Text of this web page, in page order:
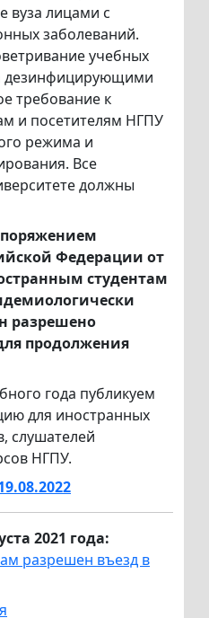
вуза лицами с
заболеваний.
учебных
дезинфицирующими
требование к
и посетителям НГПУ
режима и
Все
должны
Федерации от
студентам
разрешено
продолжения
года публикуем
для иностранных
слушателей
НГПУ.
2021 года:
разрешен въезд в